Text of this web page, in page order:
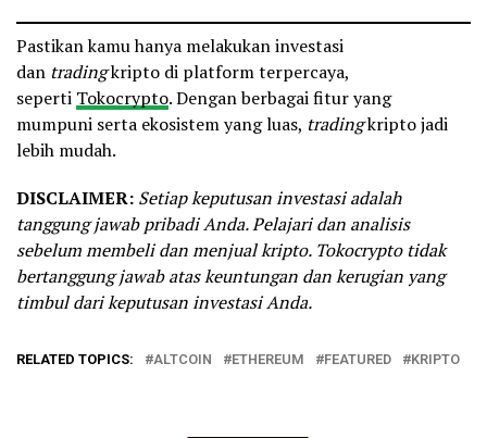
Pastikan kamu hanya melakukan investasi
dan tradingkripto di platform terpercaya,
seperti Tokocrypto. Dengan berbagai fitur yang
mumpuni serta ekosistem yang luas, tradingkripto jadi
lebih mudah.
DISCLAIMER: Setiap keputusan investasi adalah
tanggung jawab pribadi Anda. Pelajari dan analisis
sebelum membeli dan menjual kripto. Tokocrypto tidak
bertanggung jawab atas keuntungan dan kerugian yang
timbul dari keputusan investasi Anda.
RELATED TOPICS: ALTCOIN ETHEREUM FEATURED KRIPTO